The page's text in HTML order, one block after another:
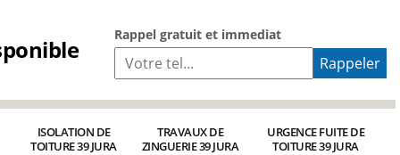
Rappel gratuit et immediat
ISOLATION DE
TOITURE 39 JURA
TRAVAUX DE
ZINGUERIE 39 JURA
URGENCE FUITE DE
TOITURE 39 JURA